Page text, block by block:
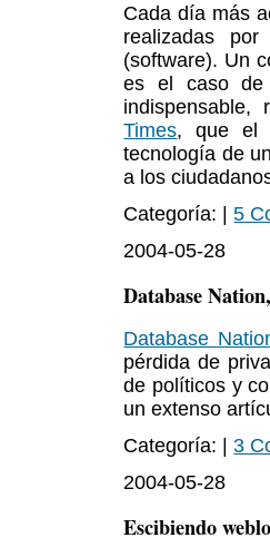
Cada día más
realizadas
(software). Un
es el caso de
Times, que el
tecnología de
a los
Categoría: |5
2004-05-28
Database
Database
pérdida de
de políticos y
un extenso
Categoría: |3
2004-05-28
Escibiendo